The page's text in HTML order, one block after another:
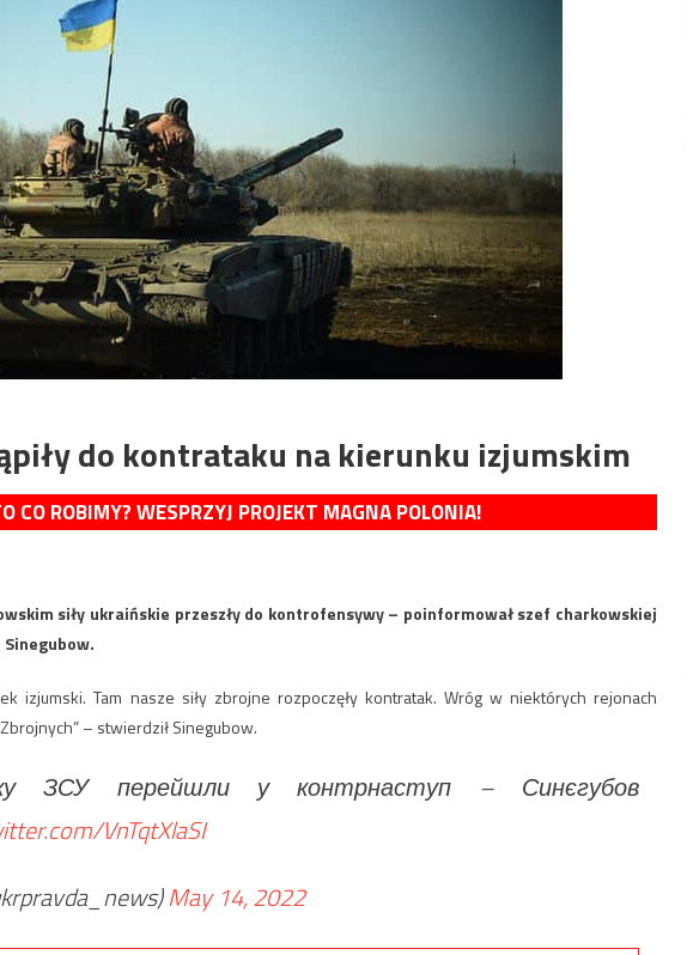
do kontrataku na kierunku izjumskim
CO ROBIMY? WESPRZYJ PROJEKT MAGNA POLONIA!
siły ukraińskie przeszły do kontrofensywy – poinformował szef charkowskiej
izjumski. Tam nasze siły zbrojne rozpoczęły kontratak. Wróg w niektórych rejonach
– stwierdził Sinegubow.
ЗСУ перейшли у контрнаступ – Синєгубов
VnTqtXlaSI
May 14, 2022